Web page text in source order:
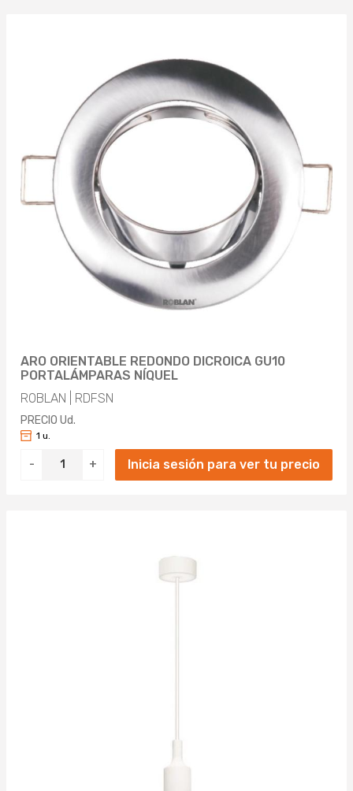
ARO ORIENTABLE REDONDO DICROICA GU10
PORTALÁMPARAS NÍQUEL
ROBLAN | RDFSN
PRECIO Ud.
- +
1 u.
Inicia sesión para ver tu precio